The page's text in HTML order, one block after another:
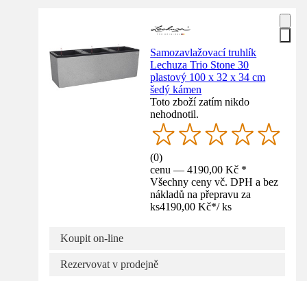
Samozavlažovací truhlík
Lechuza Trio Stone 30
plastový 100 x 32 x 34 cm
šedý kámen
Toto zboží zatím nikdo
nehodnotil.
(0)
cenu — 4190,00 Kč *
Všechny ceny vč. DPH a bez
nákladů na přepravu za
ks4190,00 Kč*/ ks
Koupit on-line
Rezervovat v prodejně